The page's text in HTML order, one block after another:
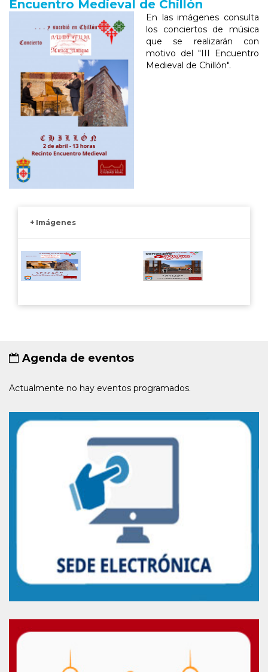
Encuentro Medieval de Chillón
En las imágenes consulta
los conciertos de música
que se realizarán con
motivo del "III Encuentro
Medieval de Chillón".
+ Imágenes
Agenda de eventos
Actualmente no hay eventos programados.